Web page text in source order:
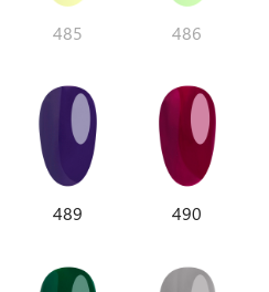
485 486
489 490